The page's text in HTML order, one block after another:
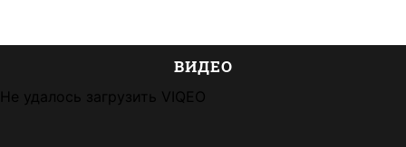
ВИДЕО
Не удалось загрузить VIQEO